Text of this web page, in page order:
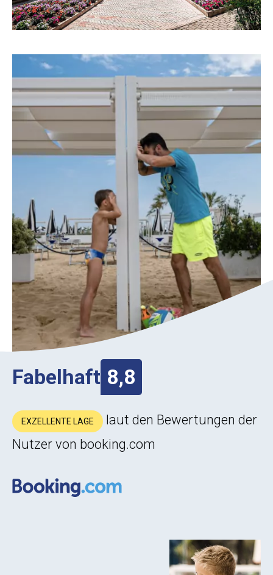
Fabelhaft 8,8
EXZELLENTE LAGE
laut den Bewertungen der
Nutzer von booking.com